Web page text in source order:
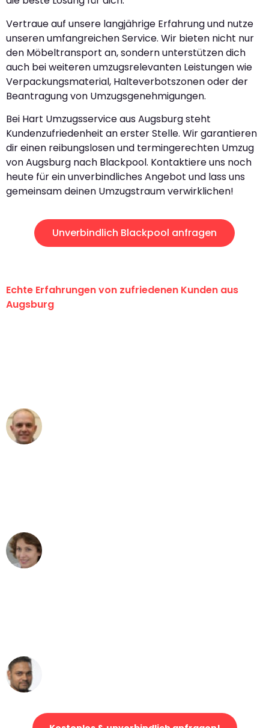
Vertraue auf unsere langjährige Erfahrung und nutze
unseren umfangreichen Service. Wir bieten nicht nur
den Möbeltransport an, sondern unterstützen dich
auch bei weiteren umzugsrelevanten Leistungen wie
Verpackungsmaterial, Halteverbotszonen oder der
Beantragung von Umzugsgenehmigungen.
Bei Hart Umzugsservice aus Augsburg steht
Kundenzufriedenheit an erster Stelle. Wir garantieren
dir einen reibungslosen und termingerechten Umzug
von Augsburg nach Blackpool. Kontaktiere uns noch
heute für ein unverbindliches Angebot und lass uns
gemeinsam deinen Umzugstraum verwirklichen!
Unverbindlich Blackpool anfragen
Echte Erfahrungen von zufriedenen Kunden aus
Augsburg